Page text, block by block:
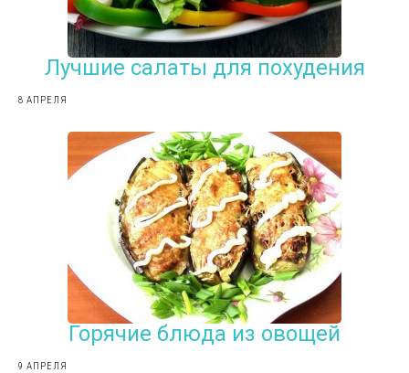
Лучшие салаты для похудения
8 АПРЕЛЯ
Горячие блюда из овощей
9 АПРЕЛЯ